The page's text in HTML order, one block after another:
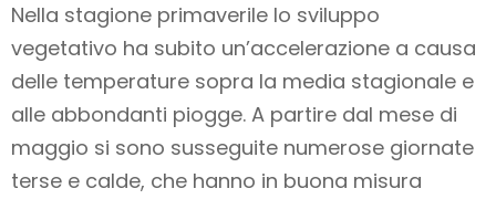
Nella stagione primaverile lo sviluppo
vegetativo ha subito un’accelerazione a causa
delle temperature sopra la media stagionale e
alle abbondanti piogge. A partire dal mese di
maggio si sono susseguite numerose giornate
terse e calde, che hanno in buona misura